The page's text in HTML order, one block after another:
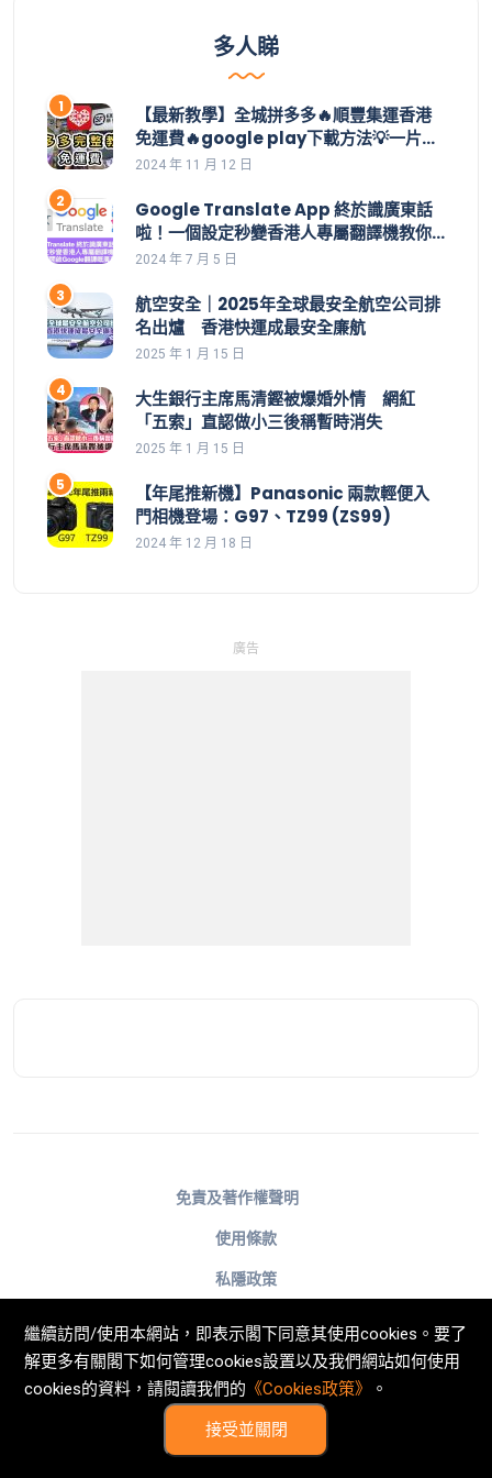
多人睇
【最新教學】全城拼多多🔥順豐集運香港
免運費🔥google play下載方法💡一片學
識拼多多整個操作👊集運價目表｜拼多多
香港下載｜香港付款｜購物車｜應用寶
2024 年 11 月 12 日
Google Translate App 終於識廣東話
啦！一個設定秒變香港人專屬翻譯機教你
一招開啟Google翻譯嘅廣東話功能 | 安裝
2024 年 7 月 5 日
航空安全｜2025年全球最安全航空公司排
名出爐 香港快運成最安全廉航
2025 年 1 月 15 日
大生銀行主席馬清鏗被爆婚外情 網紅
「五索」直認做小三後稱暫時消失
2025 年 1 月 15 日
【年尾推新機】Panasonic 兩款輕便入
門相機登場：G97、TZ99 (ZS99)
2024 年 12 月 18 日
廣告
免責及著作權聲明
使用條款
私隱政策
不歧視及不騷擾聲明
Cookies政策
© Now TV Limited 2011-2026 著作權所有
繼續訪問/使用本網站，即表示閣下同意其使用cookies。要了
解更多有關閣下如何管理cookies設置以及我們網站如何使用
cookies的資料，請閱讀我們的 《Cookies政策》 。
接受並關閉